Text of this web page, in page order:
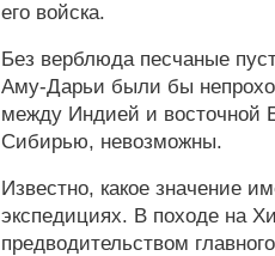
его войска.
Без верблюда песчаные
Аму-Дарьи были бы
между Индией и восточной
Сибирью, невозможны.
Известно, какое значение
экспедициях. В походе на
предводительством